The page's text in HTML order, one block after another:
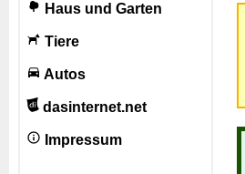
Haus und Garten
Tiere
Autos
dasinternet.net
Impressum